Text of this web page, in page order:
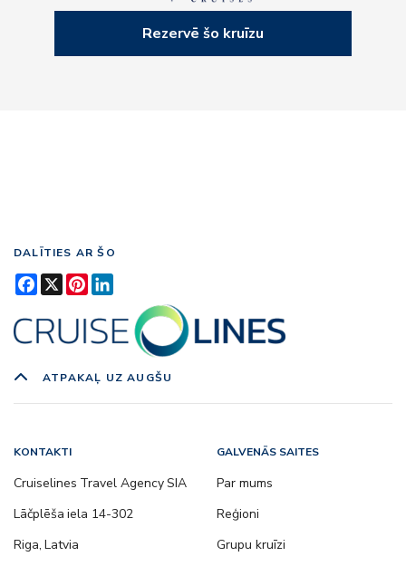
Rezervē šo kruīzu
DALĪTIES AR ŠO
Facebook
X Pinterest
ATPAKAĻ UZ AUGŠU
KONTAKTI
Cruiselines Travel Agency SIA
Lāčplēša iela 14-302
Riga, Latvia
GALVENĀS SAITES
Par mums
Reģioni
Grupu kruīzi